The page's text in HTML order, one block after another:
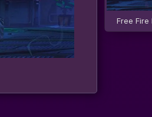
Free Fire